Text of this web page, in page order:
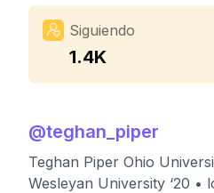
Siguiendo
1.4K
@teghan_piper
Teghan Piper Ohio
Wesleyan University ‘20 •